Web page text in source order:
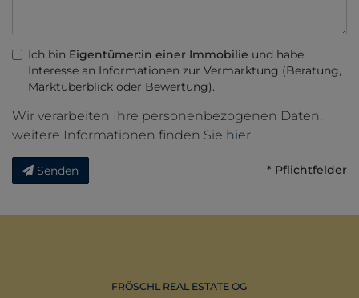
Ich bin Eigentümer:in einer Immobilie und habe
Interesse an Informationen zur Vermarktung (Beratung,
Marktüberblick oder Bewertung).
Wir verarbeiten Ihre personenbezogenen Daten,
weitere Informationen finden Sie hier.
Senden * Pflichtfelder
FRÖSCHL REAL ESTATE OG